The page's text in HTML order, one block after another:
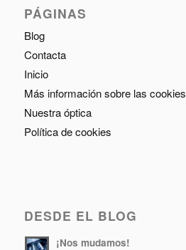
PÁGINAS
Blog
Contacta
Inicio
Más información sobre las cookies
Nuestra óptica
Política de cookies
DESDE EL BLOG
¡Nos mudamos!